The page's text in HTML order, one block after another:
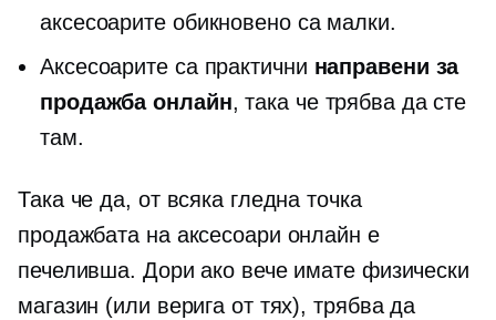
аксесоарите обикновено са малки.
Аксесоарите са практични направени за
продажба онлайн, така че трябва да сте
там.
Така че да, от всяка гледна точка
продажбата на аксесоари онлайн е
печеливша. Дори ако вече имате физически
магазин (или верига от тях), трябва да